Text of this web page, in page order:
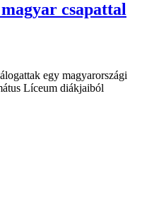
csapattal
egy magyarországi
Líceum diákjaiból